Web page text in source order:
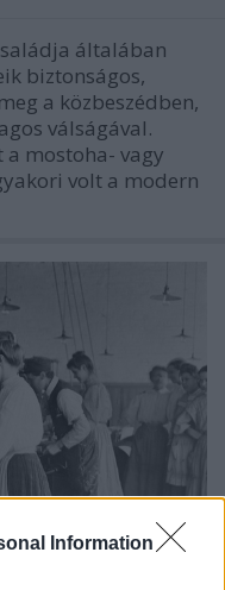
Information
általában
biztonságos,
a közbeszédben,
válságával.
mostoha- vagy
volt a modern